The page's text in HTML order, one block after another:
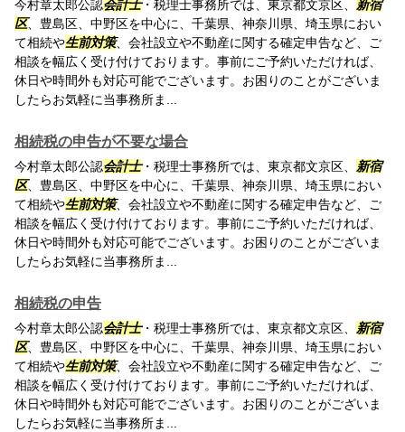
今村章太郎公認会計士・税理士事務所では、東京都文京区、 新宿
区、豊島区、中野区を中心に、千葉県、神奈川県、埼玉県におい
て相続や生前対策、会社設立や不動産に関する確定申告など、ご
相談を幅広く受け付けております。事前にご予約いただければ、
休日や時間外も対応可能でございます。お困りのことがございま
したらお気軽に当事務所ま...
相続税の申告が不要な場合
今村章太郎公認会計士・税理士事務所では、東京都文京区、 新宿
区、豊島区、中野区を中心に、千葉県、神奈川県、埼玉県におい
て相続や生前対策、会社設立や不動産に関する確定申告など、ご
相談を幅広く受け付けております。事前にご予約いただければ、
休日や時間外も対応可能でございます。お困りのことがございま
したらお気軽に当事務所ま...
相続税の申告
今村章太郎公認会計士・税理士事務所では、東京都文京区、 新宿
区、豊島区、中野区を中心に、千葉県、神奈川県、埼玉県におい
て相続や生前対策、会社設立や不動産に関する確定申告など、ご
相談を幅広く受け付けております。事前にご予約いただければ、
休日や時間外も対応可能でございます。お困りのことがございま
したらお気軽に当事務所ま...